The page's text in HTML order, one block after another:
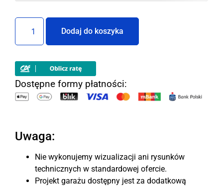
Dodaj do koszyka
Dostępne formy płatności:
Uwaga:
Nie wykonujemy wizualizacji ani rysunków
technicznych w standardowej ofercie.
Projekt garażu dostępny jest za dodatkową